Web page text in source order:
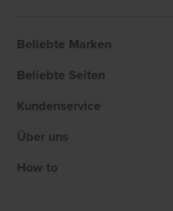
Beliebte Marken
Beliebte Seiten
Kundenservice
Über uns
How to